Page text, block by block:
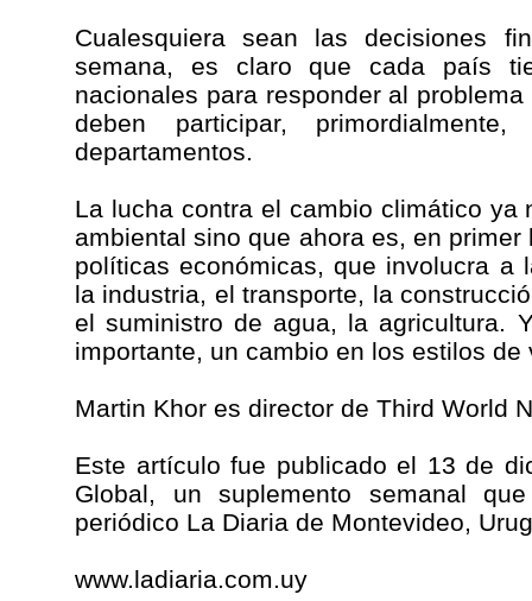
Cualesquiera sean las decisiones
semana, es claro que cada país
nacionales para responder al
deben participar,
departamentos.
La lucha contra el cambio climático ya
ambiental sino que ahora es, en
políticas económicas, que involucra a
la industria, el transporte, la
el suministro de agua, la agricultura.
importante, un cambio en los estilos de
Martin Khor es director de Third World
Este artículo fue publicado el 13 de
Global, un suplemento semanal
periódico La Diaria de Montevideo,
www.ladiaria.com.uy